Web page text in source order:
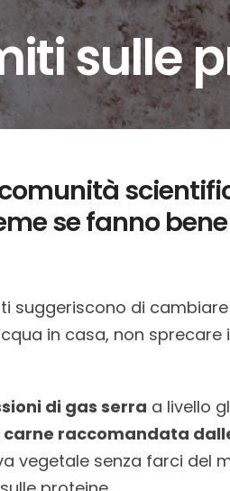
sulle
se fanno
suggeriscono di
in casa, non
di gas serra a livello
raccomandata
vegetale senza farci del